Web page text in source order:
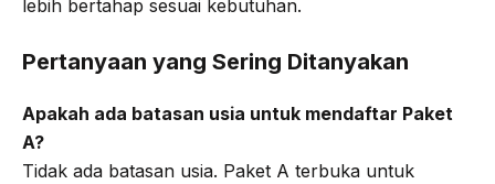
lebih bertahap sesuai kebutuhan.
Pertanyaan yang Sering Ditanyakan
Apakah ada batasan usia untuk mendaftar Paket
A?
Tidak ada batasan usia. Paket A terbuka untuk